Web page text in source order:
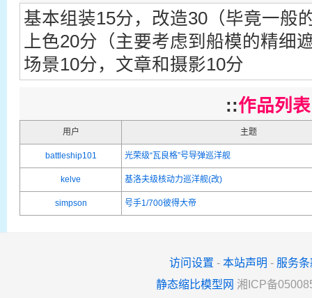
基本组装15分，改造30（毕竟一般
上色20分（主要考虑到船模的精细
场景10分，文章和摄影10分
::作品列表
用户 主题
battleship101 光荣级“瓦良格”号导弹巡洋舰
kelve 基洛夫级核动力巡洋舰(改)
simpson 号手1/700彼得大帝
访问设置 - 本站声明 - 服务条
静态缩比模型网 湘ICP备